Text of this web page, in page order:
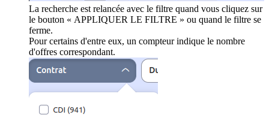
La recherche est relancée avec le filtre quand vous cliquez sur
le bouton « APPLIQUER LE FILTRE » ou quand le filtre se
ferme.
Pour certains d'entre eux, un compteur indique le nombre
d'offres correspondant.